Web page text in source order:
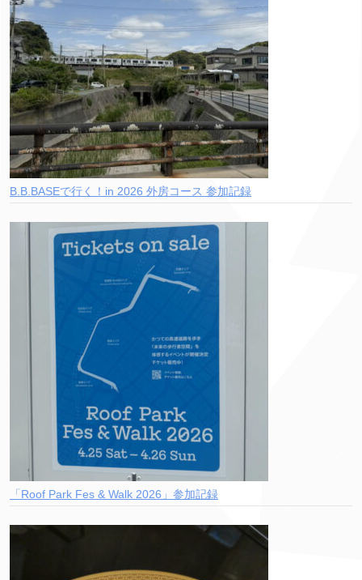
B.B.BASEで行く！in 2026 外房コース 参加記録
「Roof Park Fes & Walk 2026」参加記録